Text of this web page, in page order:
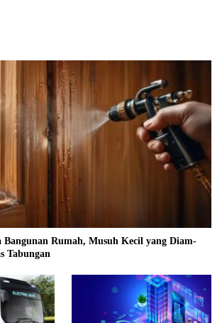
Bangunan Rumah, Musuh Kecil yang Diam-
Tabungan